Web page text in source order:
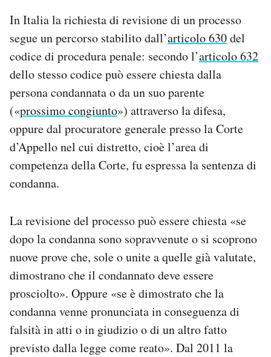
In Italia la richiesta di revisione di un processo
segue un percorso stabilito dall’articolo 630del
codice di procedura penale: secondo l’articolo 632
dello stesso codice può essere chiesta dalla
persona condannata o da un suo parente
(«prossimo congiunto») attraverso la difesa,
oppure dal procuratore generale presso la Corte
d’Appello nel cui distretto, cioè l’area di
competenza della Corte, fu espressa la sentenza di
condanna.
La revisione del processo può essere chiesta «se
dopo la condanna sono sopravvenute o si scoprono
nuove prove che, sole o unite a quelle già valutate,
dimostrano che il condannato deve essere
prosciolto». Oppure «se è dimostrato che la
condanna venne pronunciata in conseguenza di
falsità in atti o in giudizio o di un altro fatto
previsto dalla legge come reato». Dal 2011 la